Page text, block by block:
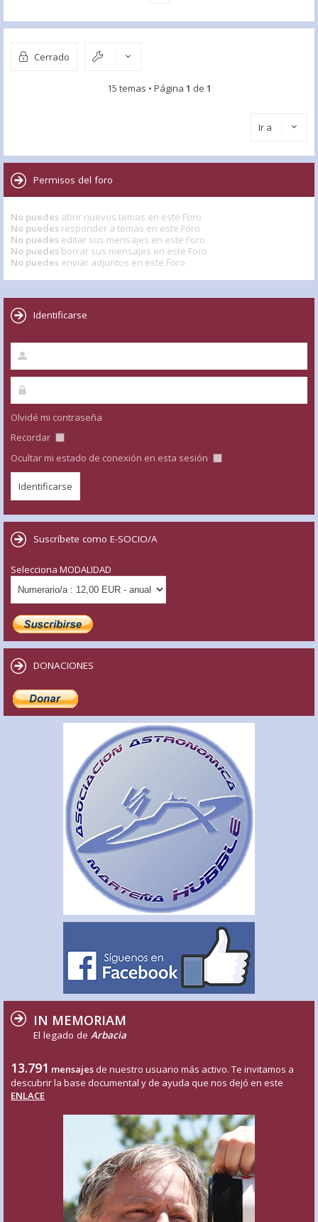
Cerrado
15 temas • Página 1 de 1
Ir a
Permisos del foro
No puedes abrir nuevos temas en este Foro
No puedes responder a temas en este Foro
No puedes editar sus mensajes en este Foro
No puedes borrar sus mensajes en este Foro
No puedes enviar adjuntos en este Foro
Identificarse
Olvidé mi contraseña
Recordar
Ocultar mi estado de conexión en esta sesión
Suscríbete como E-SOCIO/A
Selecciona MODALIDAD
DONACIONES
IN MEMORIAM
El legado de Arbacia
13.791 mensajes de nuestro usuario más activo. Te invitamos a
descubrir la base documental y de ayuda que nos dejó en este
ENLACE